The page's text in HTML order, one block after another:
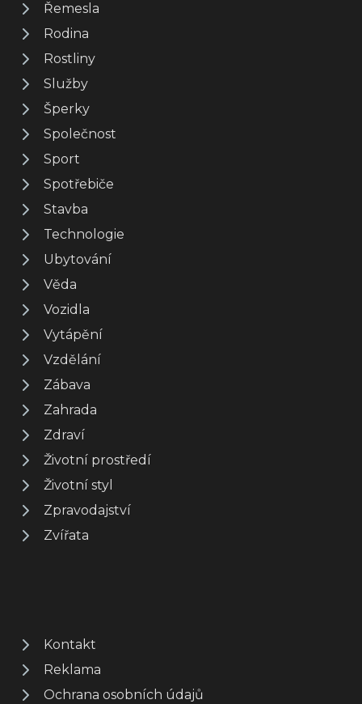
Řemesla
Rodina
Rostliny
Služby
Šperky
Společnost
Sport
Spotřebiče
Stavba
Technologie
Ubytování
Věda
Vozidla
Vytápění
Vzdělání
Zábava
Zahrada
Zdraví
Životní prostředí
Životní styl
Zpravodajství
Zvířata
Kontakt
Reklama
Ochrana osobních údajů